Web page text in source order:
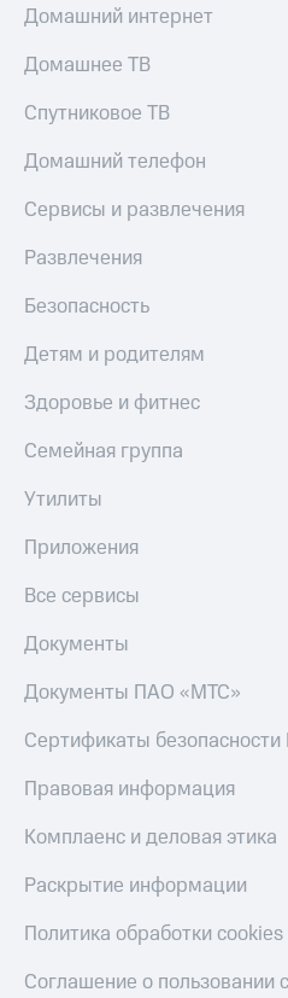
Домашний интернет
Домашнее ТВ
Спутниковое ТВ
Домашний телефон
Сервисы и развлечения
Развлечения
Безопасность
Детям и родителям
Здоровье и фитнес
Семейная группа
Утилиты
Приложения
Все сервисы
Документы
Документы ПАО «МТС»
Сертификаты
Правовая информация
Комплаенс и деловая этика
Раскрытие информации
Политика обработки cookies
Соглашение о пользовании